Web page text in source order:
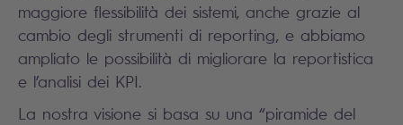
maggiore flessibilità dei sistemi, anche grazie al
cambio degli strumenti di reporting, e abbiamo
ampliato le possibilità di migliorare la reportistica
e l’analisi dei KPI.
La nostra visione si basa su una “piramide del